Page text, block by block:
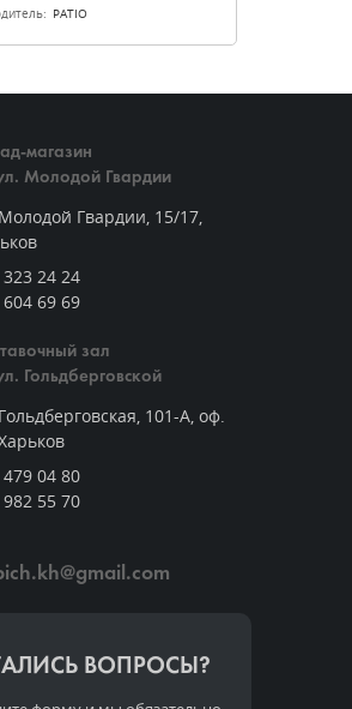
PATIO
магазин
Молодой Гвардии
Гвардии, 15/17,
24 24
69 69
зал
Гольдберговской
101-А, оф.
04 80
55 70
ВОПРОСЫ?